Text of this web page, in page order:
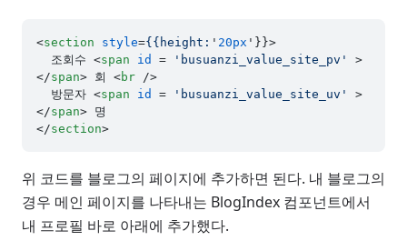
<section style={{height: ' 20px '}}>
  조회수
<span id = 'busuanzi_value_site_pv'
>
</span> 회 <br />
  방문자
<span id = 'busuanzi_value_site_uv'
>
</span>
</section>
위 코드를 블로그의 페이지에 추가하면 된다. 내 블로그의
경우 메인 페이지를 나타내는 BlogIndex 컴포넌트에서
내 프로필 바로 아래에 추가했다.